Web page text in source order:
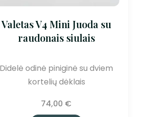
Valetas V4 Mini Juoda su
raudonais siulais
Didelė odinė piniginė su dviem
kortelių dėklais
74,00 €